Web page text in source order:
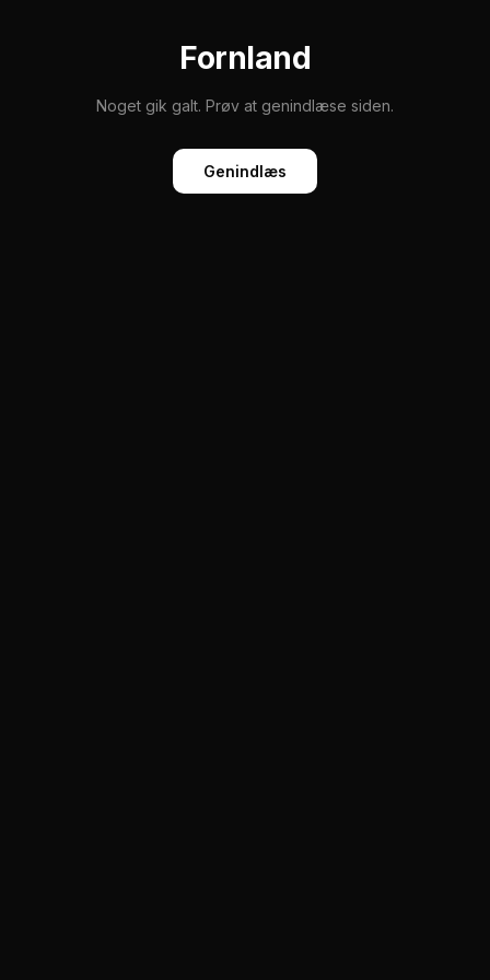
Fornland
Noget gik galt. Prøv at genindlæse siden.
Genindlæs